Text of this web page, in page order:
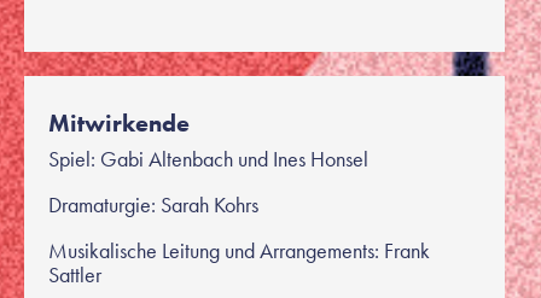
Mitwirkende
Spiel: Gabi Altenbach und Ines Honsel
Dramaturgie: Sarah Kohrs
Musikalische Leitung und Arrangements: Frank
Sattler